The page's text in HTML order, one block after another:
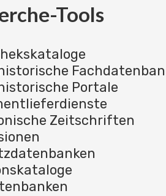
Tools
Portale
Zeitschriften